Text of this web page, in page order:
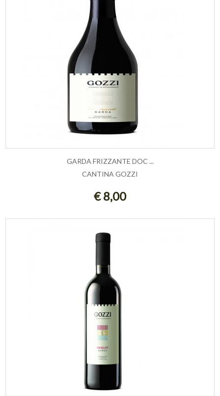
AGGIUNGI AL CARRELLO
GARDA FRIZZANTE DOC ...
CANTINA GOZZI
€ 8,00